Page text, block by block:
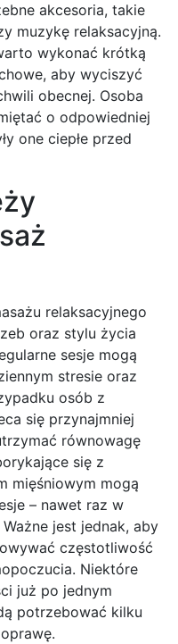
akcesoria, takie
muzykę relaksacyjną.
wykonać krótką
aby wyciszyć
obecnej. Osoba
o odpowiedniej
one ciepłe przed
relaksacyjnego
oraz stylu życia
sesje mogą
stresie oraz
osób z
się przynajmniej
równowagę
się z
mięśniowym mogą
– nawet raz w
jest jednak, aby
częstotliwość
Niektóre
już po jednym
potrzebować kilku